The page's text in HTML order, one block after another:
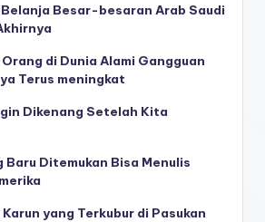
Besar-besaran Arab Saudi
di Dunia Alami Gangguan
Terus meningkat
Dikenang Setelah Kita
Baru Ditemukan Bisa Menulis
yang Terkubur di Pasukan